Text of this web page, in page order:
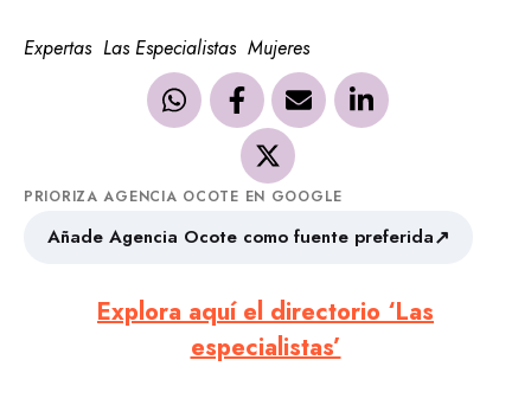
Expertas Las Especialistas Mujeres
PRIORIZA AGENCIA OCOTE EN GOOGLE
Añade Agencia Ocote como fuente preferida↗
Explora aquí el directorio ‘Las
especialistas’